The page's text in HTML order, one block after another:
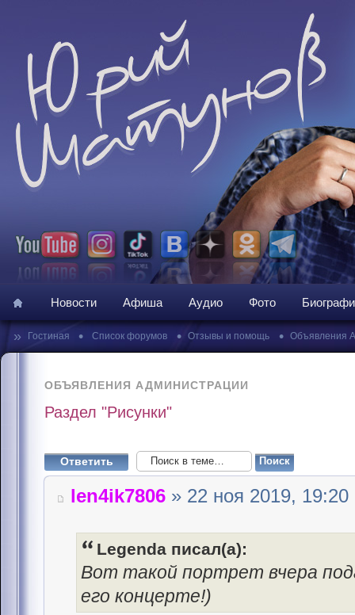
Новости Афиша Аудио Фото
» Гостиная • Список форумов • Отзывы и помощь • Объявления
ОБЪЯВЛЕНИЯ АДМИНИСТРАЦИИ
Раздел "Рисунки"
Ответить
len4ik7806 » 22 ноя 2019, 19:20
Legenda писал(а):
Вот такой портрет вчера
его концерте!)